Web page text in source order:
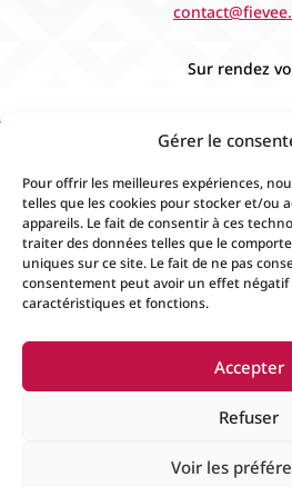
Gérer le
Pour offrir les meilleures expériences,
telles que les cookies pour stocker et/ou
appareils. Le fait de consentir à ces
traiter des données telles que le
uniques sur ce site. Le fait de ne pas
consentement peut avoir un effet
caractéristiques et fonctions.
Accepter
Refuser
Voir les
Sur rendez
Accueil Contact
Mentions Légales
ventes